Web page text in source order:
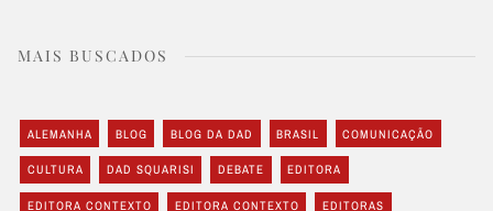
MAIS BUSCADOS
ALEMANHA BLOG BLOG DA DAD BRASIL COMUNICAÇÃO
CULTURA DAD SQUARISI DEBATE EDITORA
EDITORA CONTEXTO EDITORA CONTEXTO EDITORAS